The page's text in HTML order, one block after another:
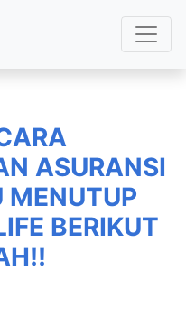
ASURANSI
MENUTUP
BERIKUT